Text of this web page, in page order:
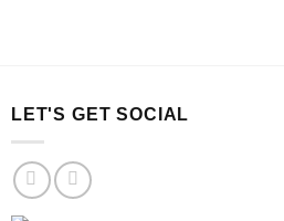
LET'S GET SOCIAL